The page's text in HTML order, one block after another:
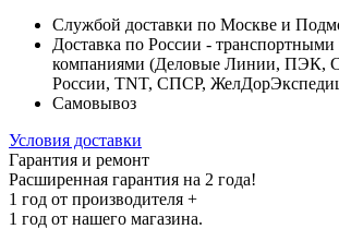
Службой доставки по Москве и
Доставка по России -
компаниями (Деловые Линии, ПЭК,
России, TNT, СПСР,
Самовывоз
Условия доставки
Гарантия и ремонт
Расширенная гарантия на 2 года!
1 год от производителя +
1 год от нашего магазина.